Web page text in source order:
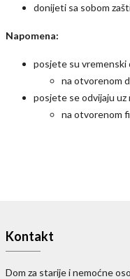
donijeti sa sobom
Napomena:
posjete su vremenski
na otvorenom
posjete se odvijaju
na otvorenom
Kontakt
Dom za starije i nemoćne